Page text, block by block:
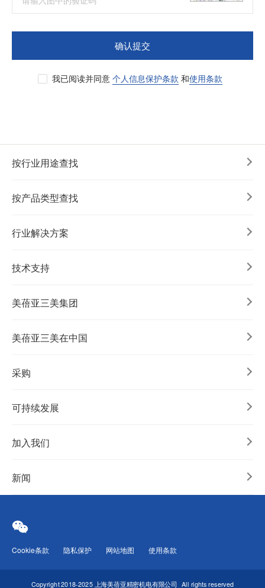
确认提交
我已阅读并同意 个人信息保护条款 和使用条款
按行业用途查找
按产品类型查找
行业解决方案
技术支持
美蓓亚三美集团
美蓓亚三美在中国
采购
可持续发展
加入我们
新闻
Copyright 2018-2025 上海美蓓亚精密机电有限公司 All rights reserved
Cookie条款 隐私保护 网站地图 使用条款